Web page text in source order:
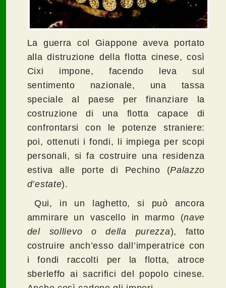
La guerra col Giappone aveva portato
alla distruzione della flotta cinese, così
Cixi impone, facendo leva sul
sentimento nazionale, una tassa
speciale al paese per finanziare la
costruzione di una flotta capace di
confrontarsi con le potenze straniere:
poi, ottenuti i fondi, li impiega per scopi
personali, si fa costruire una residenza
estiva alle porte di Pechino (Palazzo
d’estate).
Qui, in un laghetto, si può ancora
ammirare un vascello in marmo (nave
del sollievo o della purezza), fatto
costruire anch’esso dall’imperatrice con
i fondi raccolti per la flotta, atroce
sberleffo ai sacrifici del popolo cinese.